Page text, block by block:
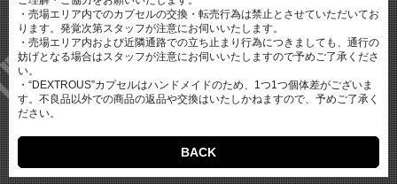
・売場エリア内でのカプセルの交換・転売行為は禁止とさせていただいてお
ります。発覚次第スタッフが注意にお伺いいたします。
・売場エリア内および近隣通路での立ち止まり行為につきましても、通行の
妨げとなる場合はスタッフが注意にお伺いいたしますので予めご了承くださ
い。
・“DEXTROUS”カプセルはハンドメイドのため、1つ1つ個体差がございま
す。不良品以外での商品の返品や交換はいたしかねますので、予めご了承く
ださい。
BACK